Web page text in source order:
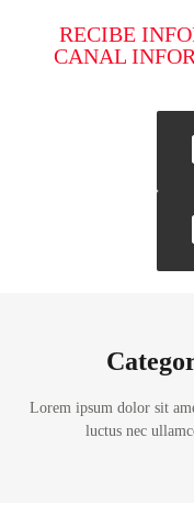
RECIBE
CANAL
Lorem ipsum dolor sit
luctus nec